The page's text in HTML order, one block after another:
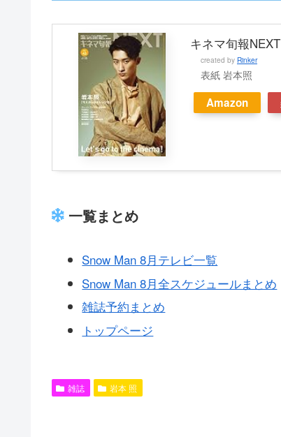
キネマ旬報
created by Rinker
表紙 岩本照
Amazon
一覧まとめ
Snow Man 8月テレビ一覧
Snow Man 8月全スケジュールまとめ
雑誌予約まとめ
トップページ
雑誌 岩本 照